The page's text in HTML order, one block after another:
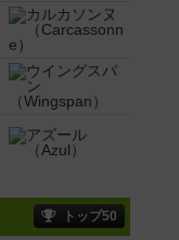
トップ50